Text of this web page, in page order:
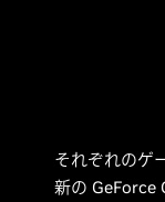
それぞれのゲ
新の GeForce